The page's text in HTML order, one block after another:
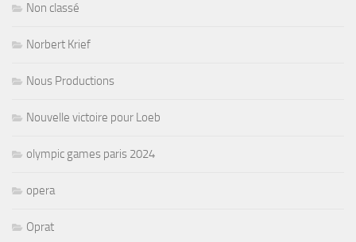
Non classé
Norbert Krief
Nous Productions
Nouvelle victoire pour Loeb
olympic games paris 2024
opera
Oprat